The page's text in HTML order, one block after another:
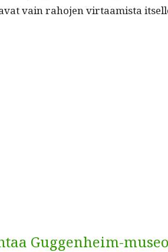
vain raho­jen vir­taamista
Guggenheim-